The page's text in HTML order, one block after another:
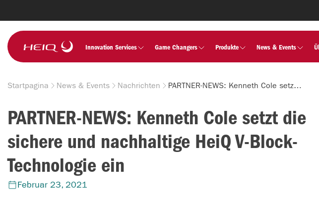
Innovation Services Game Changers Produkte News & Events
Breadcrumb
Startpagina News & Events Nachrichten PARTNER-NEWS: Kenneth Cole setzt die sichere und nachhaltige HeiQ V-Block-Technologie ein
PARTNER-NEWS: Kenneth Cole setzt die
sichere und nachhaltige HeiQ V-Block-
Technologie ein
Februar 23, 2021